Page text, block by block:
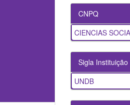
CNPQ
CIENCIAS
Sigla Instituição
UNDB